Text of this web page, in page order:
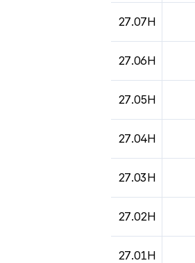
27.07H
27.06H
27.05H
27.04H
27.03H
27.02H
27.01H